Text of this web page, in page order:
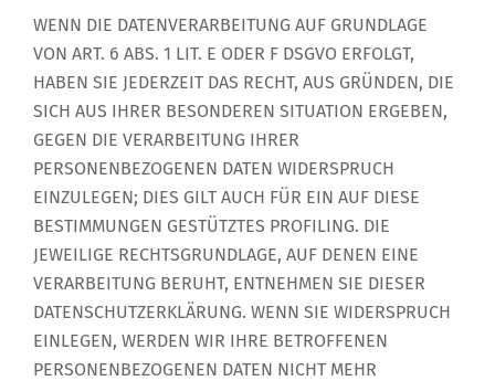
WENN DIE DATENVERARBEITUNG AUF GRUNDLAGE
VON ART. 6 ABS. 1 LIT. E ODER F DSGVO ERFOLGT,
HABEN SIE JEDERZEIT DAS RECHT, AUS GRÜNDEN, DIE
SICH AUS IHRER BESONDEREN SITUATION ERGEBEN,
GEGEN DIE VERARBEITUNG IHRER
PERSONENBEZOGENEN DATEN WIDERSPRUCH
EINZULEGEN; DIES GILT AUCH FÜR EIN AUF DIESE
BESTIMMUNGEN GESTÜTZTES PROFILING. DIE
JEWEILIGE RECHTSGRUNDLAGE, AUF DENEN EINE
VERARBEITUNG BERUHT, ENTNEHMEN SIE DIESER
DATENSCHUTZERKLÄRUNG. WENN SIE WIDERSPRUCH
EINLEGEN, WERDEN WIR IHRE BETROFFENEN
PERSONENBEZOGENEN DATEN NICHT MEHR